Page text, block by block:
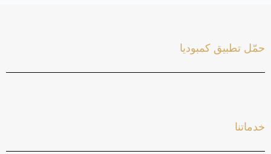
خدماتنا
حمّل تطبيق كمبوديا